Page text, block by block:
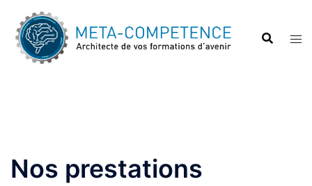
contenu
Nos prestations